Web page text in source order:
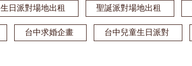
生日派對場地出租 聖誕派對場地出租
台中求婚企畫 台中兒童生日派對